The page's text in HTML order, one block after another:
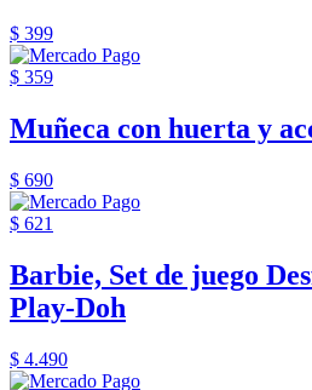
$ 399
$ 359
Muñeca con huerta y
$ 690
$ 621
Barbie, Set de juego
Play-Doh
$ 4.490